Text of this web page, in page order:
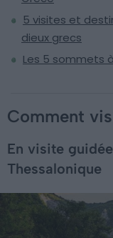
5 visites et
dieux grecs
Les 5 sommets
Comment
En visite
Thessalonique